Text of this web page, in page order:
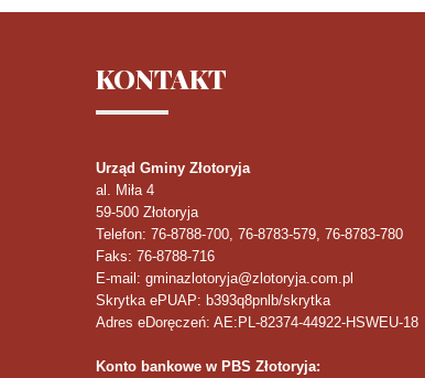
KONTAKT
Urząd Gminy Złotoryja
al. Miła 4
59-500 Złotoryja
Telefon: 76-8788-700, 76-8783-579, 76-8783-780
Faks: 76-8788-716
E-mail: gminazlotoryja@zlotoryja.com.pl
Skrytka ePUAP: b393q8pnlb/skrytka
Adres eDoręczeń: AE:PL-82374-44922-HSWEU-18
Konto bankowe w PBS Złotoryja: